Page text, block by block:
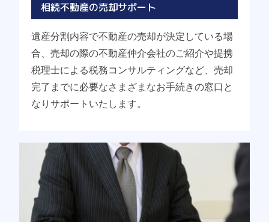
相続不動産の売却サポート
遺産分割内容で不動産の売却が決定している場
合、売却の際の不動産仲介会社のご紹介や提携
税理士による税務コンサルティングなど、売却
完了までに必要なさまざまなお手続きの窓口と
なりサポートいたします。